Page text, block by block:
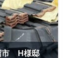
市 H様邸